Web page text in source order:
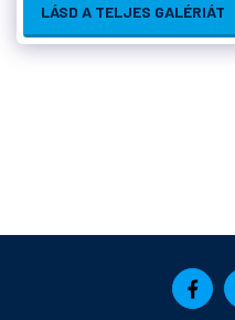
LÁSD A TELJES GALÉRIÁT